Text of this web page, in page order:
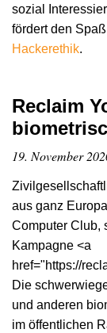
sozial
fördert den
Hacker­ethik.
Reclaim
19. November
aus ganz
Computer Club,
Kampagne <a
href="https://
Die
und anderen
im öffentlichen